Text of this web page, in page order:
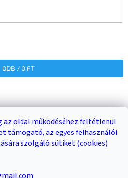
az oldal működéséhez feltétlenül
támogató, az egyes felhasználói
szolgáló sütiket (cookies)
0DB / 0 FT
KERESÉS